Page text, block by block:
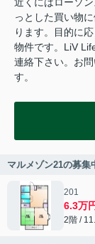
近くにはローソ
っとした買い物
ります。目的に
物件です。LiV
連絡下さい。お
す。
マルメゾン21の募集
201
6.3万
2階 /